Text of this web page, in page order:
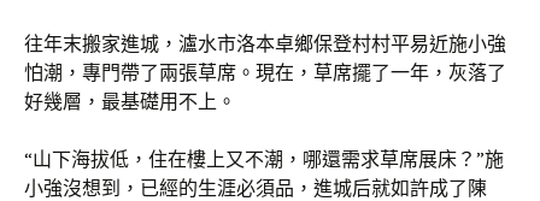
往年末搬家進城，瀘水市洛本卓鄉保登村村平易近施小強
怕潮，專門帶了兩張草席。現在，草席擺了一年，灰落了
好幾層，最基礎用不上。
“山下海拔低，住在樓上又不潮，哪還需求草席展床？”施
小強沒想到，已經的生涯必須品，進城后就如許成了陳